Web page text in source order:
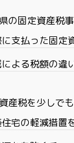
の固定資産税
支払った固定
よる税額の違
産税を少しで
宅の軽減措置